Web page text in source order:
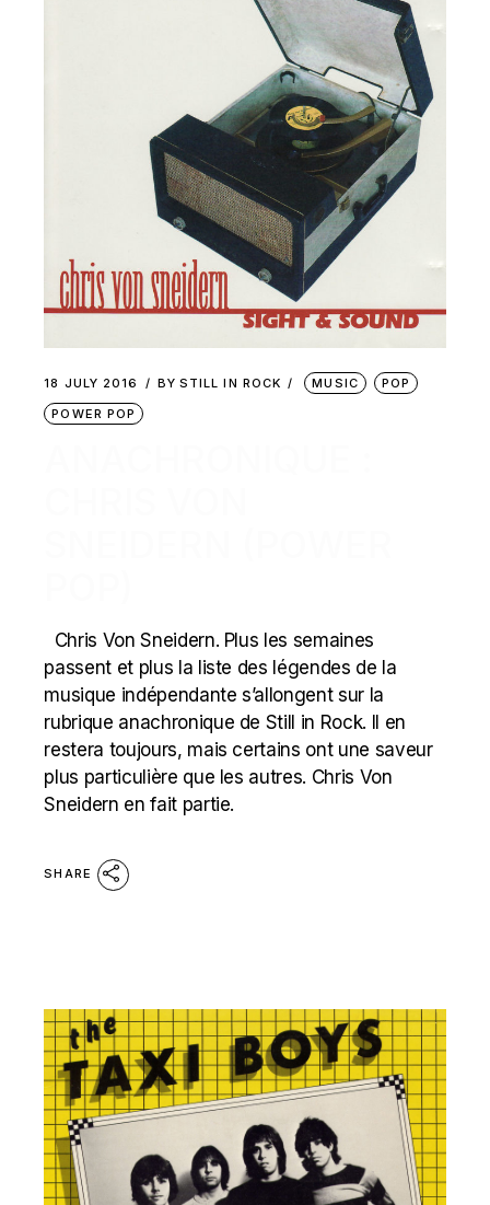
18 JULY 2016 BY STILL IN ROCK MUSIC
POP
POWER POP
Chris Von Sneidern. Plus les semaines
passent et plus la liste des légendes de la
musique indépendante s’allongent sur la
rubrique anachronique de Still in Rock. Il en
restera toujours, mais certains ont une saveur
plus particulière que les autres. Chris Von
Sneidern en fait partie.
SHARE